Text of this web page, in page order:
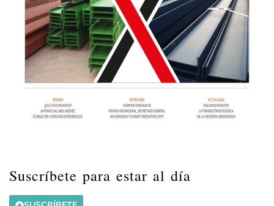
Suscríbete para estar al día